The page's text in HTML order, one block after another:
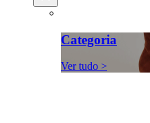
Categoria
Ver tudo >